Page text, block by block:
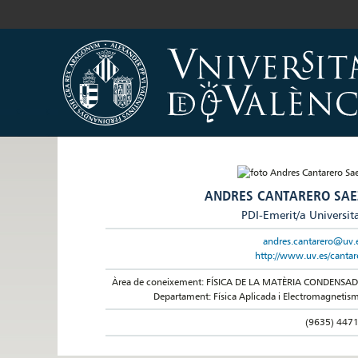
ANDRES CANTARERO
PDI-Emerit/a
http://www.uv.es/
Àrea de coneixement: FÍSICA DE LA MATÈRIA
Departament: Física Aplicada i
(9635)